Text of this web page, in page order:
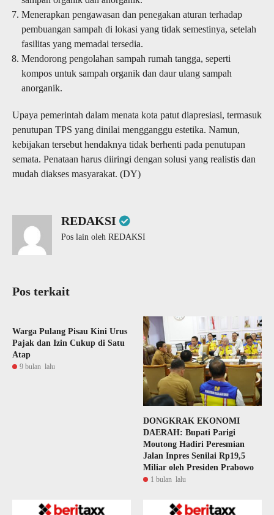
Menerapkan pengawasan dan penegakan aturan terhadap
pembuangan sampah di lokasi yang tidak semestinya, setelah
fasilitas yang memadai tersedia.
Mendorong pengolahan sampah rumah tangga, seperti
kompos untuk sampah organik dan daur ulang sampah
anorganik.
Upaya pemerintah dalam menata kota patut diapresiasi, termasuk
penutupan TPS yang dinilai mengganggu estetika. Namun,
kebijakan tersebut hendaknya tidak berhenti pada penutupan
semata. Penataan harus diiringi dengan solusi yang realistis dan
mudah diakses masyarakat. (DY)
REDAKSI
Pos lain oleh REDAKSI
Pos terkait
Warga Pulang Pisau Kini Urus
Pajak dan Izin Cukup di Satu
Atap
9 bulan lalu
DONGKRAK EKONOMI
DAERAH: Bupati Parigi
Moutong Hadiri Peresmian
Jalan Inpres Senilai Rp19,5
Miliar oleh Presiden Prabowo
1 bulan lalu